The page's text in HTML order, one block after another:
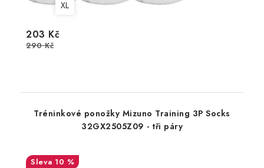
XL
203 Kč
290 Kč
Tréninkové ponožky Mizuno Training 3P Socks
32GX2505Z09 - tři páry
10 %